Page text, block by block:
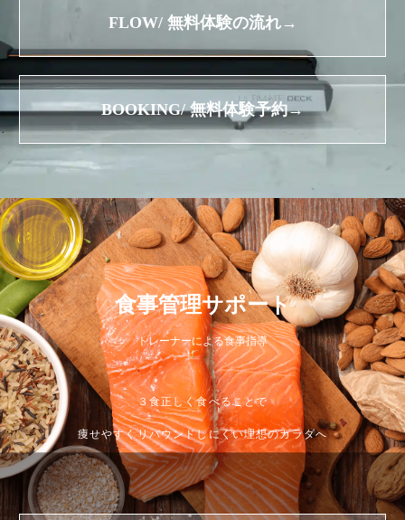
FLOW/ 無料体験の流れ→
BOOKING/ 無料体験予約→
食事管理サポート
トレーナーによる食事指導
３食正しく食べることで
痩せやすくリバウンドしにくい理想のカラダへ